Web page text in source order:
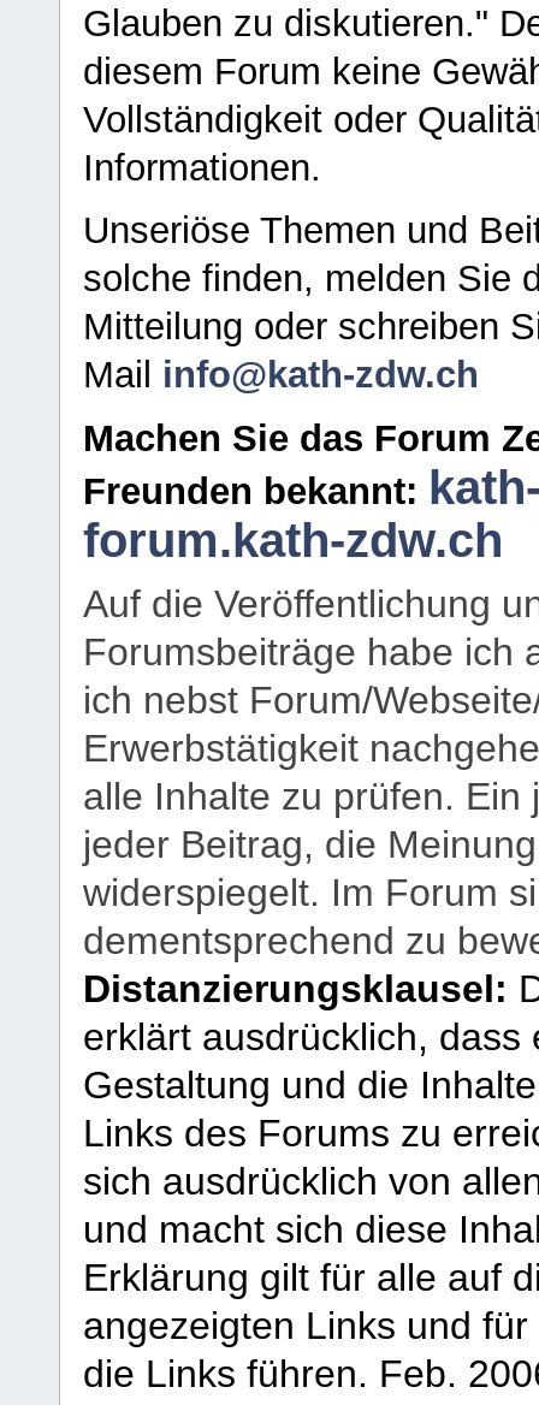
Glauben zu diskutieren."
diesem Forum keine
Vollständigkeit oder
Informationen.
Unseriöse Themen und
solche finden, melden Sie
Mitteilung oder schreiben
Mail info@kath-zdw.ch
Machen Sie das Forum
Freunden bekannt:
forum.kath-zdw.ch
Auf die Veröffentlichung
Forumsbeiträge habe ich
ich nebst Forum/
Erwerbstätigkeit
alle Inhalte zu prüfen.
jeder Beitrag, die
widerspiegelt. Im Forum
dementsprechend zu
Distanzierungsklausel:
erklärt ausdrücklich,
Gestaltung und die
Links des Forums zu
sich ausdrücklich von
und macht sich diese
Erklärung gilt für alle auf
angezeigten Links und
die Links führen. Feb.